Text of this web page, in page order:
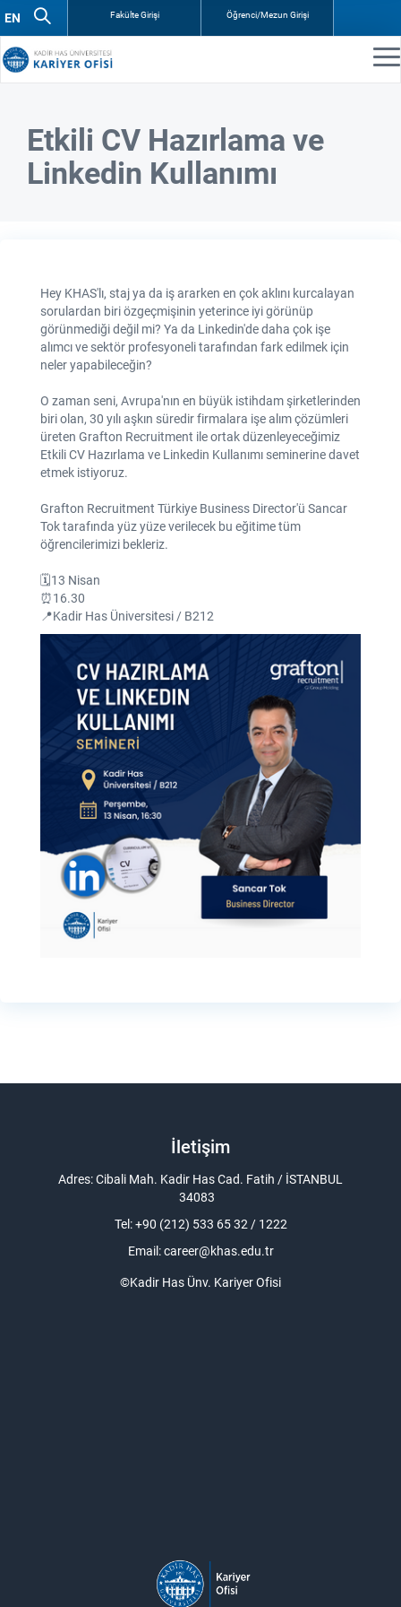
Fakülte Girişi Öğrenci/Mezun Girişi
Etkili CV Hazırlama ve
Linkedin Kullanımı
Hey KHAS'lı, staj ya da iş ararken en çok aklını kurcalayan
sorulardan biri özgeçmişinin yeterince iyi görünüp
görünmediği değil mi? Ya da Linkedin'de daha çok işe
alımcı ve sektör profesyoneli tarafından fark edilmek için
neler yapabileceğin?
O zaman seni, Avrupa'nın en büyük istihdam şirketlerinden
biri olan, 30 yılı aşkın süredir firmalara işe alım çözümleri
üreten Grafton Recruitment ile ortak düzenleyeceğimiz
Etkili CV Hazırlama ve Linkedin Kullanımı seminerine davet
etmek istiyoruz.
Grafton Recruitment Türkiye Business Director'ü Sancar
Tok tarafında yüz yüze verilecek bu eğitime tüm
öğrencilerimizi bekleriz.
🗓️13 Nisan
⏰16.30
📍Kadir Has Üniversitesi / B212
İletişim
Adres: Cibali Mah. Kadir Has Cad. Fatih / İSTANBUL
34083
Tel: +90 (212) 533 65 32 / 1222
Email:career@khas.edu.tr
©Kadir Has Ünv. Kariyer Ofisi